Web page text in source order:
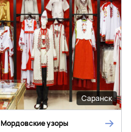
Саранск
Мордовские узоры